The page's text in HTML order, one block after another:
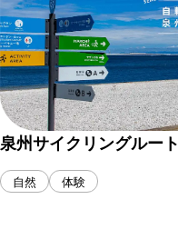
泉州サイクリングルート
自然 体験